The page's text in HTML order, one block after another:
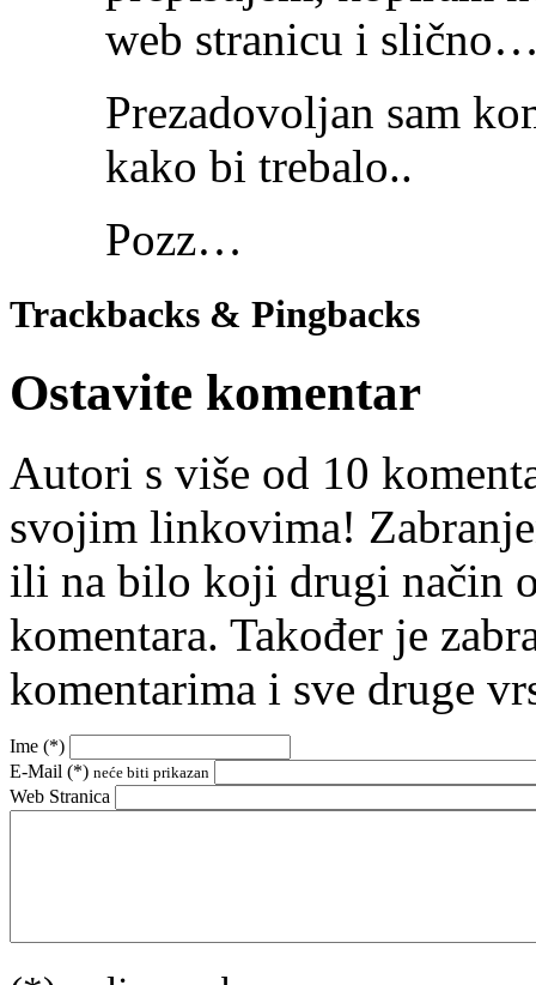
web stranicu i
Prezadovoljan sam
kako bi trebalo..
Pozz…
Trackbacks & Pingbacks
Ostavite komentar
Autori s više od 10
svojim linkovima!
ili na bilo koji drugi način
komentara. Također je
komentarima i sve druge
Ime (*)
E-Mail (*) neće biti prikazan
Web Stranica